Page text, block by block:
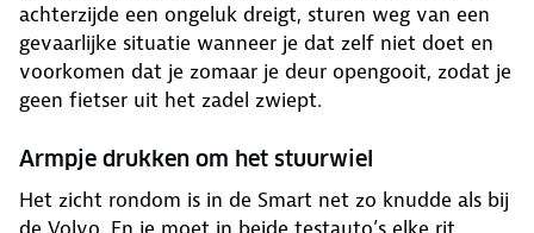
achterzijde een ongeluk dreigt, sturen weg van een
gevaarlijke situatie wanneer je dat zelf niet doet en
voorkomen dat je zomaar je deur opengooit, zodat je
geen fietser uit het zadel zwiept.
Armpje drukken om het stuurwiel
Het zicht rondom is in de Smart net zo knudde als bij